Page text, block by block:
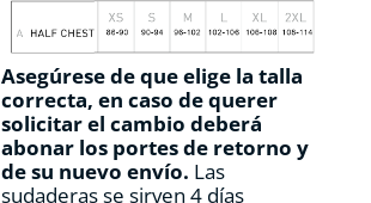
Asegúrese de que elige la talla
correcta, en caso de querer
solicitar el cambio deberá
abonar los portes de retorno y
de su nuevo envío. Las
sudaderas se sirven 4 días